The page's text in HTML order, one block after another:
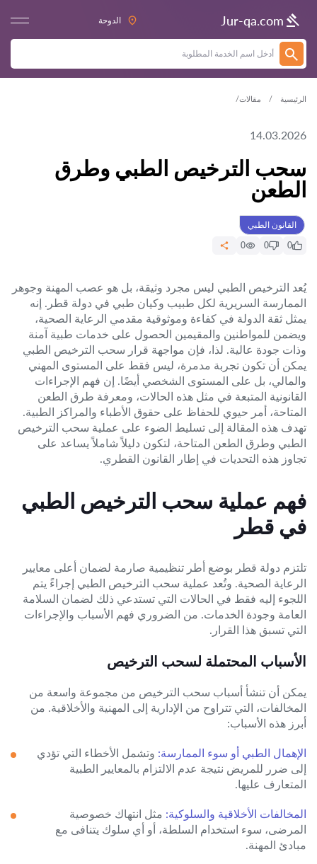
Jur-qa.com الدوحة
الرئيسية مقالات
14.03.2026
سحب الترخيص الطبي وطرق
الطعن
القانون الطبي
0
0
0
يُعد الترخيص الطبي ليس مجرد وثيقة، بل هو عصب المهنة وجوهر
الممارسة السريرية لكل طبيب وكيان طبي في دولة قطر. إنه
يمثل ثقة الدولة في كفاءة وموثوقية مقدمي الرعاية الصحية،
ويضمن للمواطنين والمقيمين الحصول على خدمات طبية آمنة
وذات جودة عالية. لذا، فإن مواجهة قرار سحب الترخيص الطبي
يمكن أن تكون تجربة مدمرة، ليس فقط على المستوى المهني
والمالي، بل على المستوى الشخصي أيضًا. إن فهم الإجراءات
القانونية المتبعة في مثل هذه الحالات، ومعرفة طرق الطعن
المتاحة، أمر حيوي للحفاظ على حقوق الأطباء والمراكز الطبية.
تهدف هذه المقالة إلى تسليط الضوء على عملية سحب الترخيص
الطبي وطرق الطعن المتاحة، لتكون دليلاً شاملاً يساعد على
تجاوز هذه التحديات في إطار القانون القطري.
فهم عملية سحب الترخيص الطبي
في قطر
تلتزم دولة قطر بوضع أطر تنظيمية صارمة لضمان أعلى معايير
الرعاية الصحية. وتُعد عملية سحب الترخيص الطبي إجراءً يتم
اللجوء إليه فقط في الحالات التي تستدعي ذلك لضمان السلامة
العامة وجودة الخدمات. من الضروري فهم الأسباب والإجراءات
التي تسبق هذا القرار.
الأسباب المحتملة لسحب الترخيص
يمكن أن تنشأ أسباب سحب الترخيص من مجموعة واسعة من
المخالفات، التي تتراوح من الإدارية إلى المهنية والأخلاقية. من
أبرز هذه الأسباب:
الإهمال الطبي أو سوء الممارسة: وتشمل الأخطاء التي تؤدي
إلى ضرر للمريض نتيجة عدم الالتزام بالمعايير الطبية
المتعارف عليها.
المخالفات الأخلاقية والسلوكية: مثل انتهاك خصوصية
المرضى، سوء استخدام السلطة، أو أي سلوك يتنافى مع
مبادئ المهنة.